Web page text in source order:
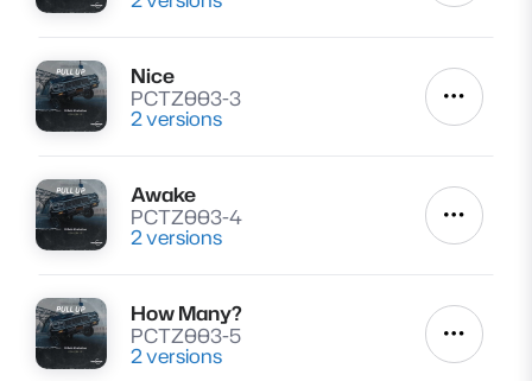
Lire
Nice
PCTZ003-3
2 versions Autres
Lire
Awake
PCTZ003-4
2 versions Autres
Lire
How Many?
PCTZ003-5
2 versions Autres